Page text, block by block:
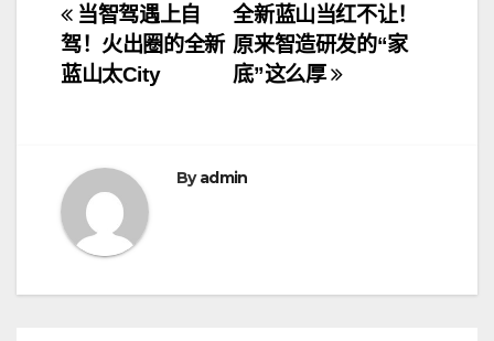
文
章
航
全新蓝山当红不让！
原来智造研发的“家
底”这么厚
当智驾遇上自
驾！火出圈的全新
蓝山太City
Byadmin